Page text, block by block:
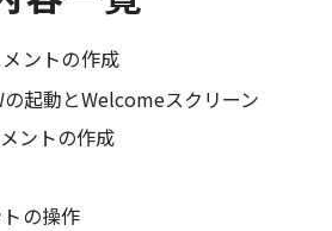
ントの作成
の起動とWelcomeスクリーン
ントの作成
の操作